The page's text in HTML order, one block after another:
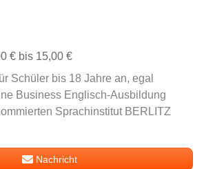
€ bis 15,00 €
Schüler bis 18 Jahre an, egal
Business Englisch-Ausbildung
Sprachinstitut BERLITZ
Nachricht